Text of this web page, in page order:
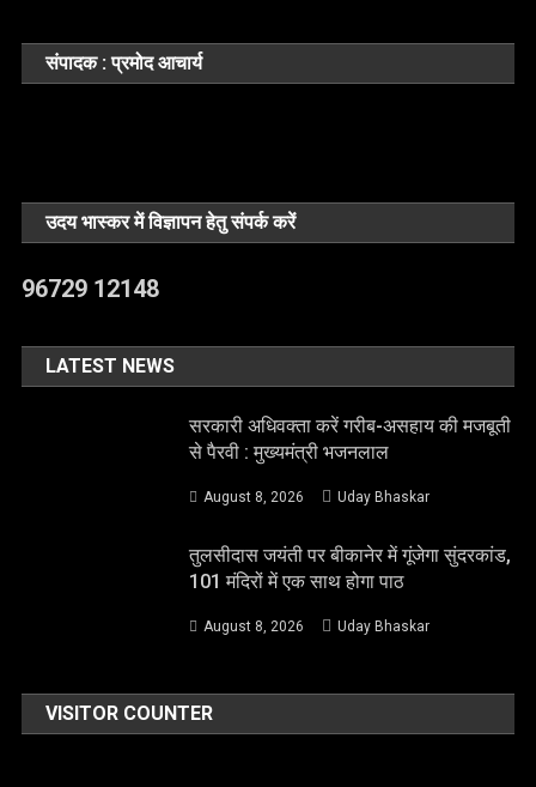
संपादक : प्रमोद आचार्य
उदय भास्कर में विज्ञापन हेतु संपर्क करें
96729 12148
LATEST NEWS
सरकारी अधिवक्ता करें गरीब-असहाय की मजबूती
से पैरवी : मुख्यमंत्री भजनलाल
August 8, 2026 Uday Bhaskar
तुलसीदास जयंती पर बीकानेर में गूंजेगा सुंदरकांड,
101 मंदिरों में एक साथ होगा पाठ
August 8, 2026 Uday Bhaskar
VISITOR COUNTER